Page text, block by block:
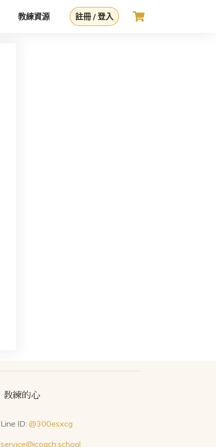
教練資源 註冊 / 登入
Line ID:@300esxcg
service@icoach.school